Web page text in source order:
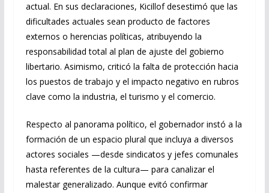
actual. En sus declaraciones, Kicillof desestimó que las
dificultades actuales sean producto de factores
externos o herencias políticas, atribuyendo la
responsabilidad total al plan de ajuste del gobierno
libertario. Asimismo, criticó la falta de protección hacia
los puestos de trabajo y el impacto negativo en rubros
clave como la industria, el turismo y el comercio.
Respecto al panorama político, el gobernador instó a la
formación de un espacio plural que incluya a diversos
actores sociales —desde sindicatos y jefes comunales
hasta referentes de la cultura— para canalizar el
malestar generalizado. Aunque evitó confirmar